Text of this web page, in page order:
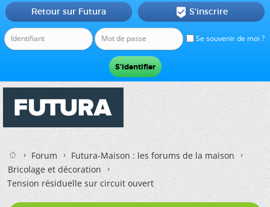
Se souvenir de moi ?
Retour sur Futura  S'inscrire
Forum
Futura-Maison : les forums de la maison
Bricolage et décoration
Tension résiduelle sur circuit ouvert